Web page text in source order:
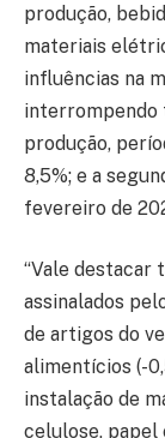
produção,
materiais
influências na
interrompendo
produção,
8,5%; e a
fevereiro de
“Vale destacar
assinalados
de artigos do
alimentícios (-
instalação de
celulose, papel